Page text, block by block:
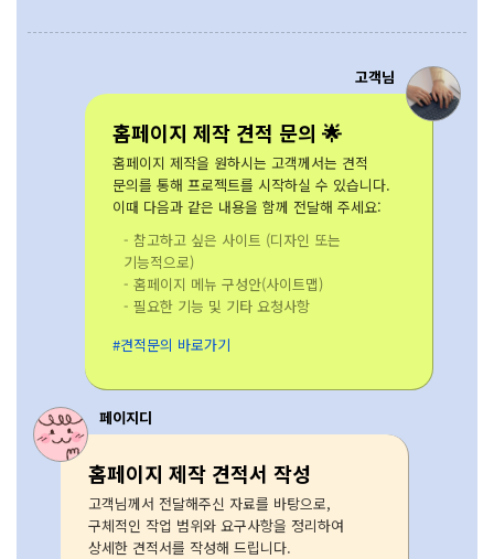
고객님
홈페이지 제작 견적 문의 🌟
홈페이지 제작을 원하시는 고객께서는 견적
문의를 통해 프로젝트를 시작하실 수 있습니다.
이때 다음과 같은 내용을 함께 전달해 주세요:
- 참고하고 싶은 사이트 (디자인 또는
기능적으로)
- 홈페이지 메뉴 구성안(사이트맵)
- 필요한 기능 및 기타 요청사항
#견적문의 바로가기
페이지디
홈페이지 제작 견적서 작성
고객님께서 전달해주신 자료를 바탕으로,
구체적인 작업 범위와 요구사항을 정리하여
상세한 견적서를 작성해 드립니다.